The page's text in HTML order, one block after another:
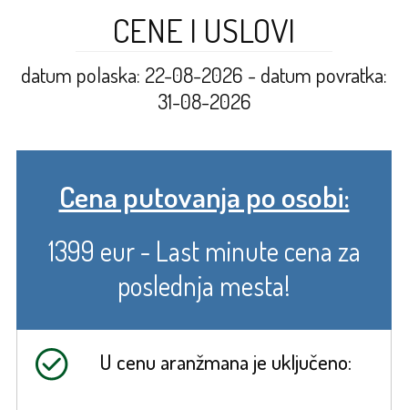
CENE I USLOVI
datum polaska: 22-08-2026 - datum povratka:
31-08-2026
Cena putovanja po osobi:
1399 eur - Last minute cena za
poslednja mesta!
U cenu aranžmana je uključeno: